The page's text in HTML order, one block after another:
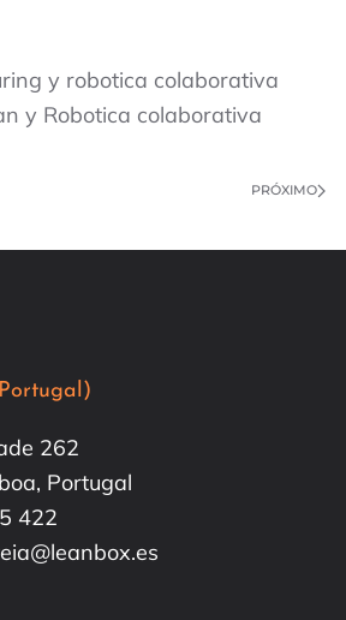
y Robotica colaborativa
PRÓXIMO
262
Portugal
422